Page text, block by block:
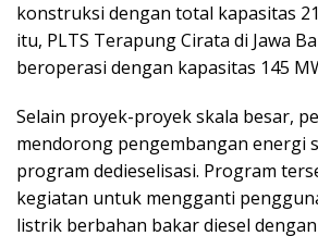
konstruksi dengan total kapasitas
itu, PLTS Terapung Cirata di Jawa
beroperasi dengan kapasitas 145
Selain proyek-proyek skala besar,
mendorong pengembangan energi
program dedieselisasi. Program
kegiatan untuk mengganti
listrik berbahan bakar diesel